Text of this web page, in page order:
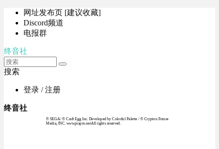
网址发布页 [建议收藏]
Discord频道
电报群
终音社
搜索
登录 / 注册
终音社
© SEGA / © Craft Egg Inc. Developed by Colorful Palette / © Crypton Future
Media, INC. www.piapro.netAll rights reserved.